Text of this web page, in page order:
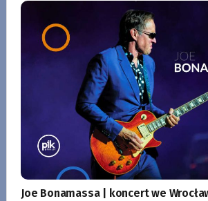
Joe Bonamassa | koncert we